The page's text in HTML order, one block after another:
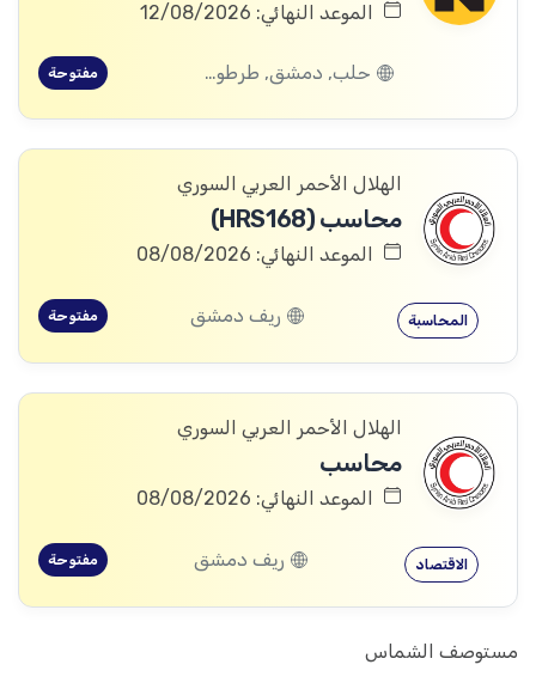
الموعد النهائي: 12/08/2026
حلب, دمشق, طرطوس, ريف دمشق, ديرالزور, درعا, السويداء, إدلب, القنيطرة, اللاذقية, الرقة, حمص, الحسكة, حماة مفتوحة
الهلال الأحمر العربي السوري
محاسب (HRS168)
الموعد النهائي: 08/08/2026
المحاسبة ريف دمشق مفتوحة
الهلال الأحمر العربي السوري
محاسب
الموعد النهائي: 08/08/2026
الاقتصاد ريف دمشق مفتوحة
مستوصف الشماس